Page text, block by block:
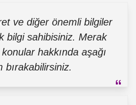
ve diğer önemli bilgiler
bilgi sahibisiniz. Merak
hakkında aşağı
bırakabilirsiniz.